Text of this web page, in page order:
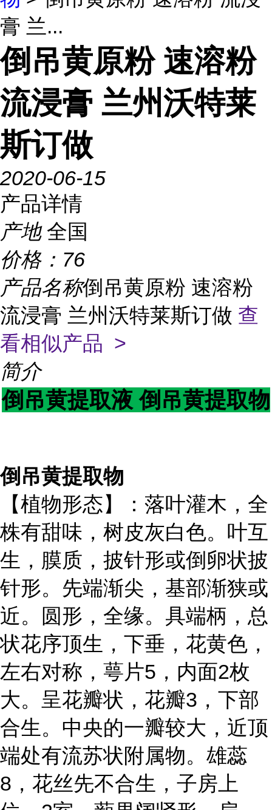
膏 兰...
倒吊黄原粉 速溶粉
流浸膏 兰州沃特莱
斯订做
2020-06-15
产品详情
产地 全国
价格： 76
产品名称倒吊黄原粉 速溶粉
流浸膏 兰州沃特莱斯订做 查
看相似产品 >
简介
倒吊黄提取液 倒吊黄提取物
倒吊黄提取物
【植物形态】：落叶灌木，全
株有甜味，树皮灰白色。叶互
生，膜质，披针形或倒卵状披
针形。先端渐尖，基部渐狭或
近。圆形，全缘。具端柄，总
状花序顶生，下垂，花黄色，
左右对称，萼片5，内面2枚
大。呈花瓣状，花瓣3，下部
合生。中央的一瓣较大，近顶
端处有流苏状附属物。雄蕊
8，花丝先不合生，子房上